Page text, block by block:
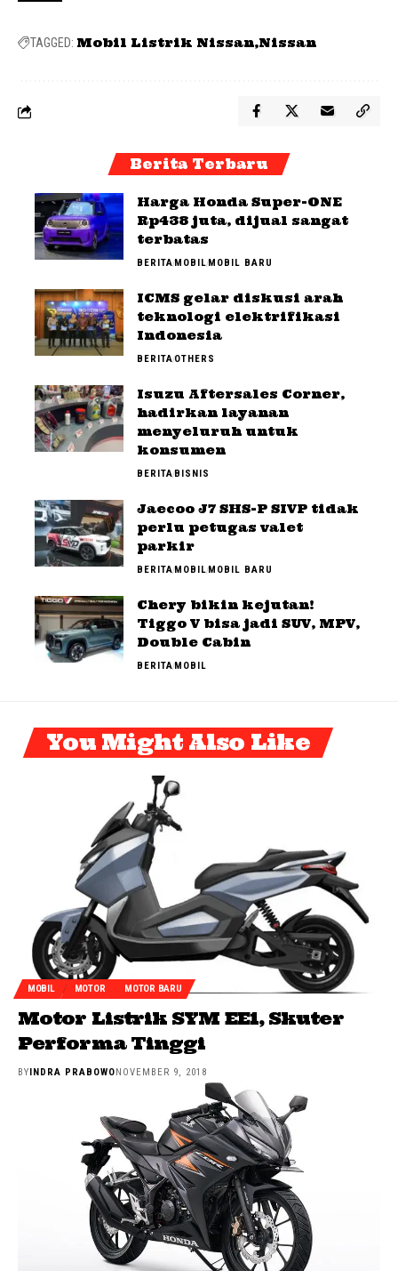
TAGGED: Mobil Listrik Nissan Nissan
Berita Terbaru
Harga Honda Super-ONE
Rp438 juta, dijual sangat
terbatas
BERITAMOBILMOBIL BARU
ICMS gelar diskusi arah
teknologi elektrifikasi
Indonesia
BERITAOTHERS
Isuzu Aftersales Corner,
hadirkan layanan
menyeluruh untuk
konsumen
BERITABISNIS
Jaecoo J7 SHS-P SIVP tidak
perlu petugas valet
parkir
BERITAMOBILMOBIL BARU
Chery bikin kejutan!
Tiggo V bisa jadi SUV, MPV,
Double Cabin
BERITAMOBIL
You Might Also Like
MOBIL MOTOR MOTOR BARU
Motor Listrik SYM EE1, Skuter
Performa Tinggi
BYINDRA PRABOWONOVEMBER 9, 2018